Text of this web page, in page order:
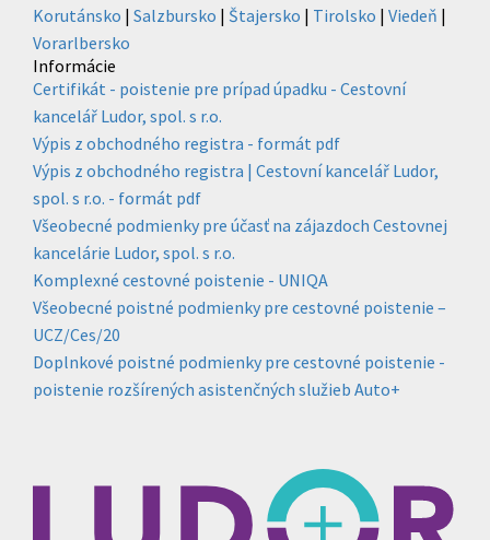
Korutánsko | Salzbursko | Štajersko | Tirolsko | Viedeň |
Vorarlbersko
Informácie
Certifikát - poistenie pre prípad úpadku - Cestovní
kancelář Ludor, spol. s r.o.
Výpis z obchodného registra - formát pdf
Výpis z obchodného registra | Cestovní kancelář Ludor,
spol. s r.o. - formát pdf
Všeobecné podmienky pre účasť na zájazdoch Cestovnej
kancelárie Ludor, spol. s r.o.
Komplexné cestovné poistenie - UNIQA
Všeobecné poistné podmienky pre cestovné poistenie –
UCZ/Ces/20
Doplnkové poistné podmienky pre cestovné poistenie -
poistenie rozšírených asistenčných služieb Auto+